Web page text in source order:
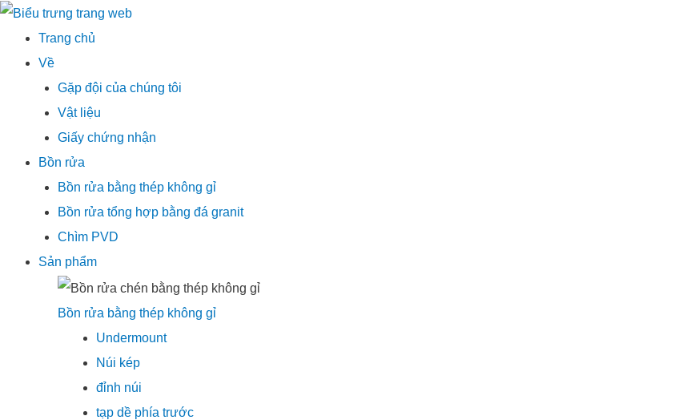
Thực
Trang chủ
Về
Gặp đội của chúng tôi
Vật liệu
Giấy chứng nhận
Bồn rửa
Bồn rửa bằng thép không gỉ
Bồn rửa tổng hợp bằng đá granit
Chìm PVD
Sản phẩm
Bồn rửa bằng thép không gỉ
Undermount
Núi kép
đỉnh núi
tạp dề phía trước